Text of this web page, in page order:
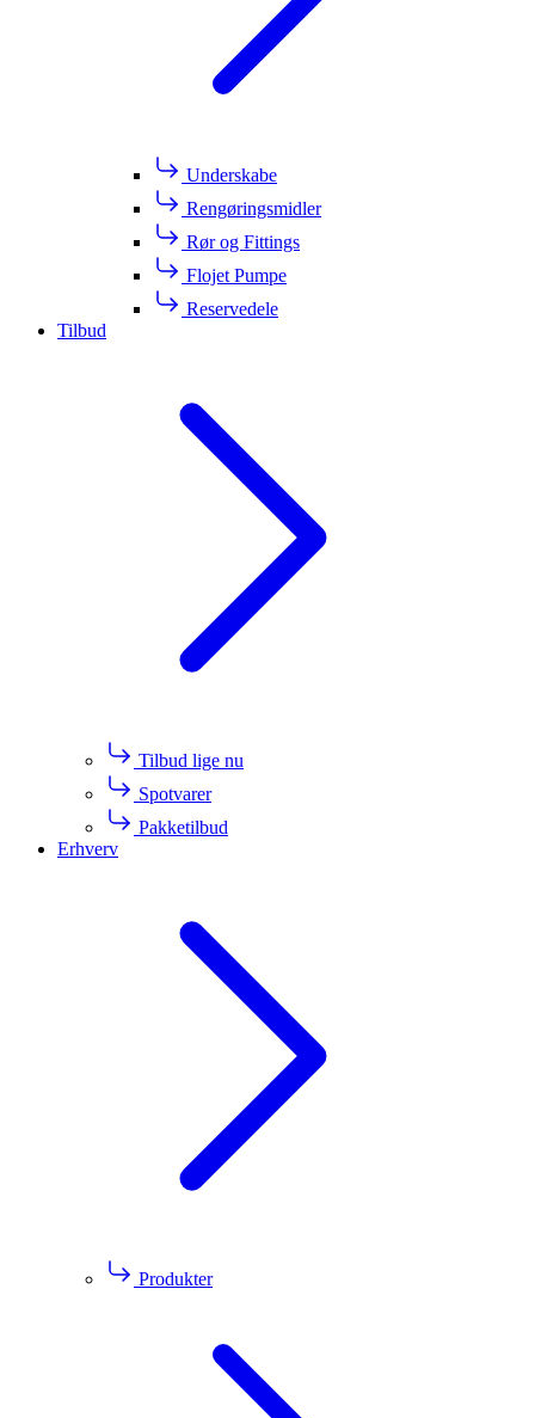
Underskabe
Rengøringsmidler
Rør og Fittings
Flojet Pumpe
Reservedele
Tilbud
Tilbud lige nu
Spotvarer
Pakketilbud
Erhverv
Produkter